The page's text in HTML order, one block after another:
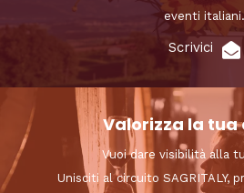
eventi italiani.
Scrivici
Valorizza la
Vuoi dare visibilità alla
Unisciti al circuito SAGRITALY,